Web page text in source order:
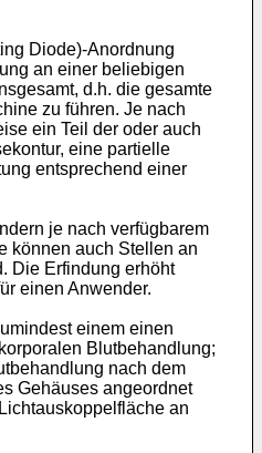
Diode)-Anordnung
an einer beliebigen
d.h. die gesamte
zu führen. Je nach
ein Teil der oder auch
eine partielle
entsprechend einer
je nach verfügbarem
können auch Stellen an
Die Erfindung erhöht
einen Anwender.
einem einen
Blutbehandlung;
nach dem
Gehäuses angeordnet
an